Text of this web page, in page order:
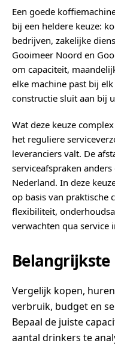
Een goede
bij een heldere keuze:
bedrijven, zakelijke
Gooimeer Noord en
om capaciteit,
elke machine past bij
constructie sluit aan bij
Wat deze keuze
het reguliere
leveranciers valt. De
serviceafspraken
Nederland. In deze
op basis van praktische
flexibiliteit,
verwachten qua service
Vergelijk kopen,
verbruik, budget en
Bepaal de juiste
aantal drinkers te